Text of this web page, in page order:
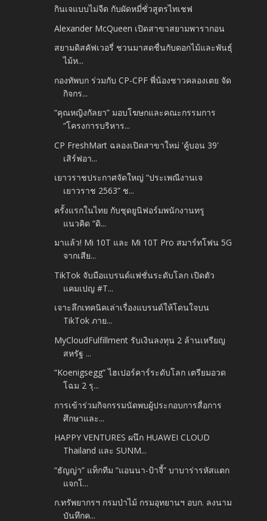
กินเจแบบไม่จืด กับผัดหมี่ซั่วสูตรไทเชฟ
Alexander McQueen เปิดสาขาสยามพารากอน
สยามดิสคัฟเวอรี่ ชวนมาสดชื่นกับดอกไม้และพันธุ์
ไม้ห...
กองทัพบก ร่วมกับ CP-CPF พี่น้องชาวคลองเตย จัด
กิจกร...
“คุณหญิงกัลยา” มอบโฆษกและคณะกรรมการ
“โครงการบริหาร...
CP FreshMart ฉลองเปิดสาขาใหม่ 'คู้บอน 39'
เสิร์ฟอา...
เยาวราชประกาศจัดใหญ่ “ประเพณีงานเจ
เยาวราช 2563” ช...
ครั้งแรกในไทย กับชุดยูนิฟอร์มพนักงานทรู
แนวคิด “ดิ...
มาแล้ว! Mi 10T และ Mi 10T Pro สมาร์ทโฟน 5G
จากเสีย...
TikTok จับมือแบรนด์แฟชั่นระดับโลก เปิดตัว
แคมเปญ #T...
เจาะลึกเทคนิคเล่าเรื่องแบรนด์ให้โดนใจบน
TikTok ภาย...
MyCloudFulfillment รับเงินลงทุน 2 ล้านเหรียญ
สหรัฐ ...
“Koenigsegg” ไฮเปอร์คาร์ระดับโลก เตรียมอวด
โฉม 2 รุ...
การเข้าร่วมกิจกรรมนัดพบผู้ประกอบการสื่อการ
ศึกษาและ...
HAPPY VENTURES ผนึก HUAWEI CLOUD
Thailand และ SUNM...
“ธัญญ่า” แท็กทีม “แอนนา-ป้าจี้” บาบาร่ารหัสแตก
แจกโ...
ก.ทรัพยากรฯ กรมป่าไม้ กรมอุทยานฯ อบก. ลงนาม
บันทึกค...